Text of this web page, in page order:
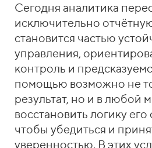
Сегодня аналитика
исключительно
становится частью
управления,
контроль и
помощью возможно не
результат, но и в любой
восстановить логику
чтобы убедиться и
уверенностью. В этих